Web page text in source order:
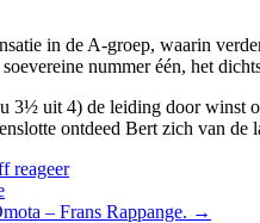
in de A-groep, waarin
nummer één, het
3½ uit 4) de leiding door winst
ontdeed Bert zich van de
reageer
– Frans Rappange. →